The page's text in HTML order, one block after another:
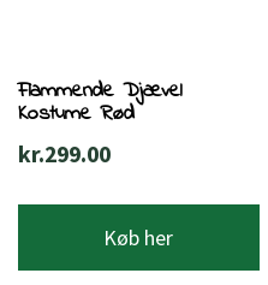
Flammende Djævel
Kostume Rød
kr.299.00
Køb her